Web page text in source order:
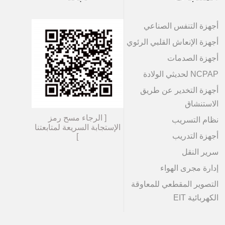
[ الرجاء مسح رمز
الإستجابة السریعة لمتابعتنا
]
أجهزة التنفس الصناعي
أجهزة الإنعاش القلبي الرئوي
أجهزة الصدمات
NCPAP لحديثي الولادة
أجهزة التخدير عن طريق
الاستنشاق
نظام التسريب
أجهزة التدريب
سرير النقل
إدارة مجرى الهواء
التصوير المقطعي للمعاوقة
الكهربائية EIT